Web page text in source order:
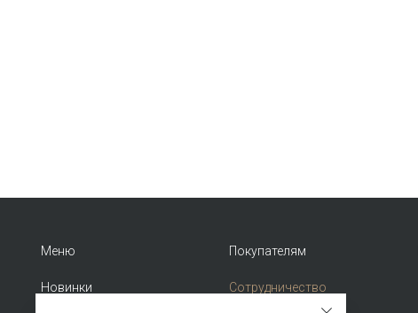
Меню
Новинки
Покупателям
Сотрудничество